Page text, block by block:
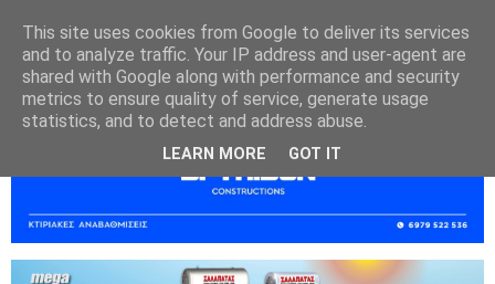
This site uses cookies from Google to deliver its services
and to analyze traffic. Your IP address and user-agent are
shared with Google along with performance and security
metrics to ensure quality of service, generate usage
statistics, and to detect and address abuse.
LEARN MORE GOT IT